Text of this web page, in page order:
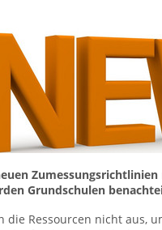
Grundschulen
die Ressourcen nicht aus,